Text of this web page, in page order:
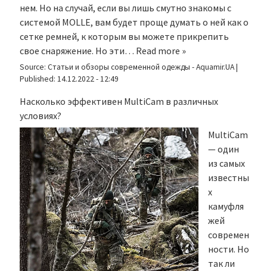
нем. Но на случай, если вы лишь смутно знакомы с
системой MOLLE, вам будет проще думать о ней как о
сетке ремней, к которым вы можете прикрепить
свое снаряжение. Но эти… Read more »
Source: Статьи и обзоры современной одежды - Aquamir.UA|
Published: 14.12.2022 - 12:49
Насколько эффективен MultiCam в различных
условиях?
MultiCam
— один
из самых
известны
х
камуфля
жей
современ
ности. Но
так ли